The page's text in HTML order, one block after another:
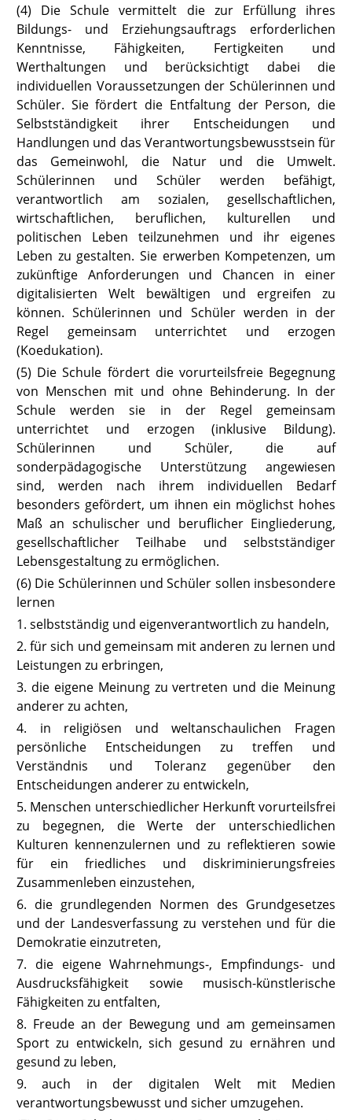
(4) Die Schule vermittelt die zur Erfüllung ihres
Bildungs- und Erziehungsauftrags erforderlichen
Kenntnisse, Fähigkeiten, Fertigkeiten und
Werthaltungen und berücksichtigt dabei die
individuellen Voraussetzungen der Schülerinnen und
Schüler. Sie fördert die Entfaltung der Person, die
Selbstständigkeit ihrer Entscheidungen und
Handlungen und das Verantwortungsbewusstsein für
das Gemeinwohl, die Natur und die Umwelt.
Schülerinnen und Schüler werden befähigt,
verantwortlich am sozialen, gesellschaftlichen,
wirtschaftlichen, beruflichen, kulturellen und
politischen Leben teilzunehmen und ihr eigenes
Leben zu gestalten. Sie erwerben Kompetenzen, um
zukünftige Anforderungen und Chancen in einer
digitalisierten Welt bewältigen und ergreifen zu
können. Schülerinnen und Schüler werden in der
Regel gemeinsam unterrichtet und erzogen
(Koedukation).
(5) Die Schule fördert die vorurteilsfreie Begegnung
von Menschen mit und ohne Behinderung. In der
Schule werden sie in der Regel gemeinsam
unterrichtet und erzogen (inklusive Bildung).
Schülerinnen und Schüler, die auf
sonderpädagogische Unterstützung angewiesen
sind, werden nach ihrem individuellen Bedarf
besonders gefördert, um ihnen ein möglichst hohes
Maß an schulischer und beruflicher Eingliederung,
gesellschaftlicher Teilhabe und selbstständiger
Lebensgestaltung zu ermöglichen.
(6) Die Schülerinnen und Schüler sollen insbesondere
lernen
1. selbstständig und eigenverantwortlich zu handeln,
2. für sich und gemeinsam mit anderen zu lernen und
Leistungen zu erbringen,
3. die eigene Meinung zu vertreten und die Meinung
anderer zu achten,
4. in religiösen und weltanschaulichen Fragen
persönliche Entscheidungen zu treffen und
Verständnis und Toleranz gegenüber den
Entscheidungen anderer zu entwickeln,
5. Menschen unterschiedlicher Herkunft vorurteilsfrei
zu begegnen, die Werte der unterschiedlichen
Kulturen kennenzulernen und zu reflektieren sowie
für ein friedliches und diskriminierungsfreies
Zusammenleben einzustehen,
6. die grundlegenden Normen des Grundgesetzes
und der Landesverfassung zu verstehen und für die
Demokratie einzutreten,
7. die eigene Wahrnehmungs-, Empfindungs- und
Ausdrucksfähigkeit sowie musisch-künstlerische
Fähigkeiten zu entfalten,
8. Freude an der Bewegung und am gemeinsamen
Sport zu entwickeln, sich gesund zu ernähren und
gesund zu leben,
9. auch in der digitalen Welt mit Medien
verantwortungsbewusst und sicher umzugehen.